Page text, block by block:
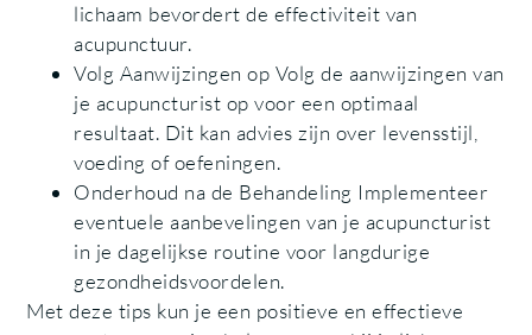
lichaam bevordert de effectiviteit van
acupunctuur.
Volg Aanwijzingen op Volg de aanwijzingen van
je acupuncturist op voor een optimaal
resultaat. Dit kan advies zijn over levensstijl,
voeding of oefeningen.
Onderhoud na de Behandeling Implementeer
eventuele aanbevelingen van je acupuncturist
in je dagelijkse routine voor langdurige
gezondheidsvoordelen.
Met deze tips kun je een positieve en effectieve